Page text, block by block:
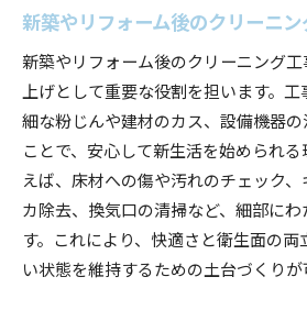
新築やリフォーム後のクリーニ
新築やリフォーム後のクリーニング
上げとして重要な役割を担います。
細な粉じんや建材のカス、設備機器
ことで、安心して新生活を始められ
えば、床材への傷や汚れのチェック
カ除去、換気口の清掃など、細部に
す。これにより、快適さと衛生面の
い状態を維持するための土台づくりが